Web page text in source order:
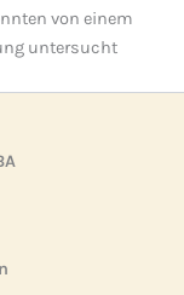
von einem
untersucht